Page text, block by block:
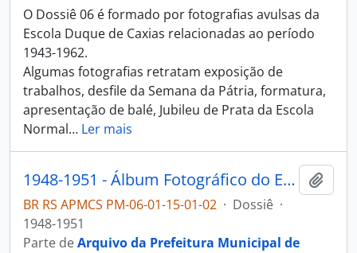
O Dossiê 06 é formado por fotografias avulsas da
Escola Duque de Caxias relacionadas ao período
1943-1962.
Algumas fotografias retratam exposição de
trabalhos, desfile da Semana da Pátria, formatura,
apresentação de balé, Jubileu de Prata da Escola
Normal… Ler mais
1948-1951 - Álbum Fotográfico do Ensino Municipal de Caxias do Sul
BR RS APMCS PM-06-01-15-01-02 · Dossiê ·
1948-1951
Parte deArquivo da Prefeitura Municipal de